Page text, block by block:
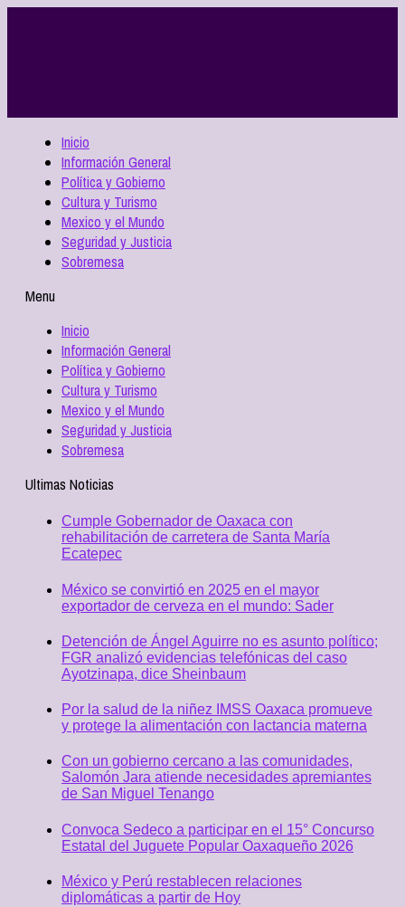
Inicio
Información General
Política y Gobierno
Cultura y Turismo
Mexico y el Mundo
Seguridad y Justicia
Sobremesa
Menu
Inicio
Información General
Política y Gobierno
Cultura y Turismo
Mexico y el Mundo
Seguridad y Justicia
Sobremesa
Ultimas Noticias
Cumple Gobernador de Oaxaca con
rehabilitación de carretera de Santa María
Ecatepec
México se convirtió en 2025 en el mayor
exportador de cerveza en el mundo: Sader
Detención de Ángel Aguirre no es asunto político;
FGR analizó evidencias telefónicas del caso
Ayotzinapa, dice Sheinbaum
Por la salud de la niñez IMSS Oaxaca promueve
y protege la alimentación con lactancia materna
Con un gobierno cercano a las comunidades,
Salomón Jara atiende necesidades apremiantes
de San Miguel Tenango
Convoca Sedeco a participar en el 15° Concurso
Estatal del Juguete Popular Oaxaqueño 2026
México y Perú restablecen relaciones
diplomáticas a partir de Hoy